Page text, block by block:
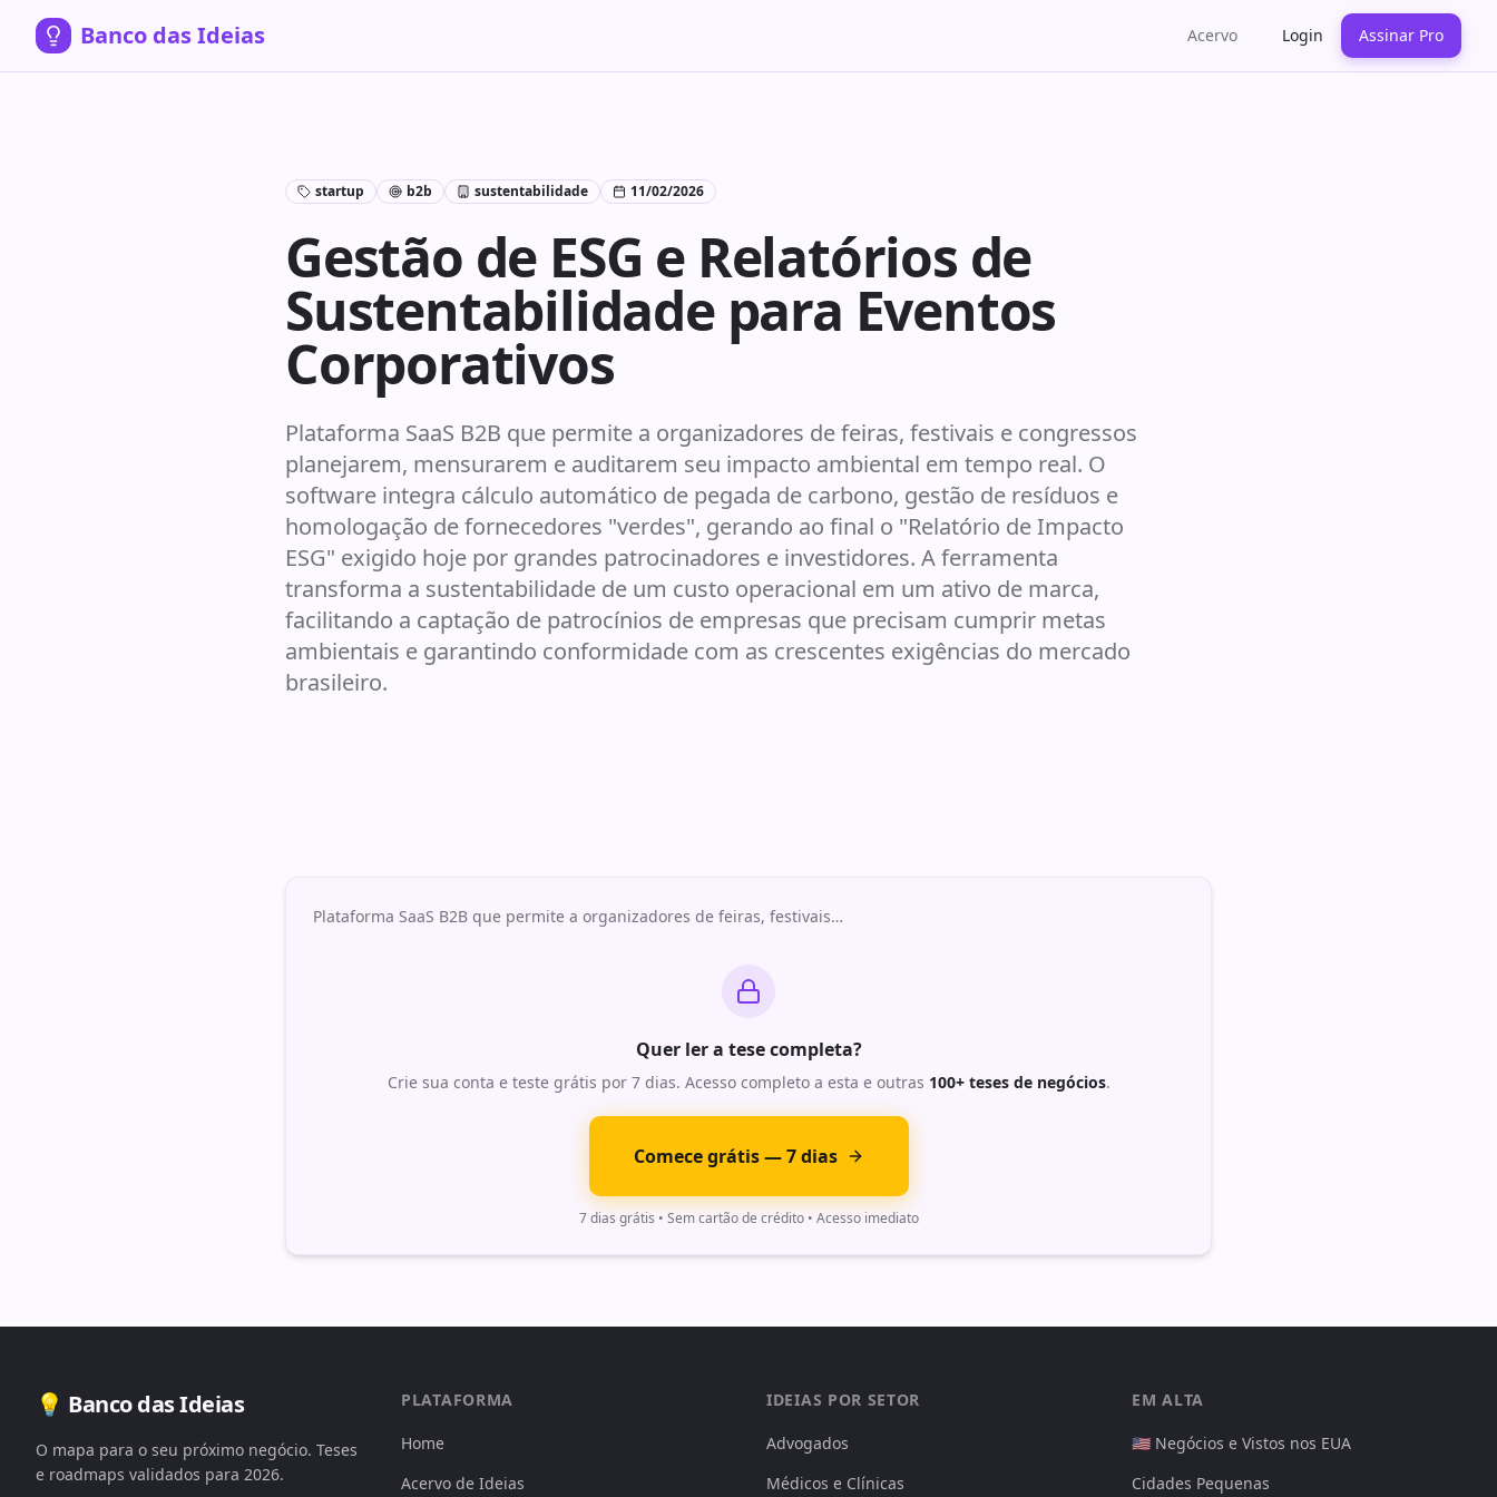
Banco das Ideias Acervo Login Assinar Pro
startup b2b sustentabilidade 11/02/2026
Gestão de ESG e Relatórios de
Sustentabilidade para Eventos
Corporativos
Plataforma SaaS B2B que permite a organizadores de feiras, festivais e congressos
planejarem, mensurarem e auditarem seu impacto ambiental em tempo real. O
software integra cálculo automático de pegada de carbono, gestão de resíduos e
homologação de fornecedores "verdes", gerando ao final o "Relatório de Impacto
ESG" exigido hoje por grandes patrocinadores e investidores. A ferramenta
transforma a sustentabilidade de um custo operacional em um ativo de marca,
facilitando a captação de patrocínios de empresas que precisam cumprir metas
ambientais e garantindo conformidade com as crescentes exigências do mercado
brasileiro.
Plataforma SaaS B2B que permite a organizadores de feiras, festivais…
Quer ler a tese completa?
Crie sua conta e teste grátis por 7 dias. Acesso completo a esta e outras 100+ teses de negócios.
Comece grátis — 7 dias
7 dias grátis • Sem cartão de crédito • Acesso imediato
💡 Banco das Ideias
O mapa para o seu próximo negócio. Teses
e roadmaps validados para 2026.
PLATAFORMA
Home
Acervo de Ideias
IDEIAS POR SETOR
Advogados
Médicos e Clínicas
EM ALTA
🇺🇸 Negócios e Vistos nos EUA
Cidades Pequenas